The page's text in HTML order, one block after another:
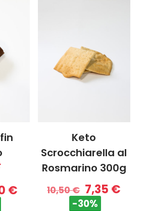
€
Keto
Scrocchiarella al
Rosmarino 300g
10,50€ 7,35 €
-30%